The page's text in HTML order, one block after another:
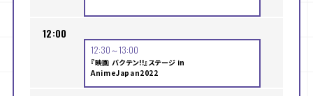
12:00
12:30～13:00
『映画 バクテン!!』ステージ in
AnimeJapan2022